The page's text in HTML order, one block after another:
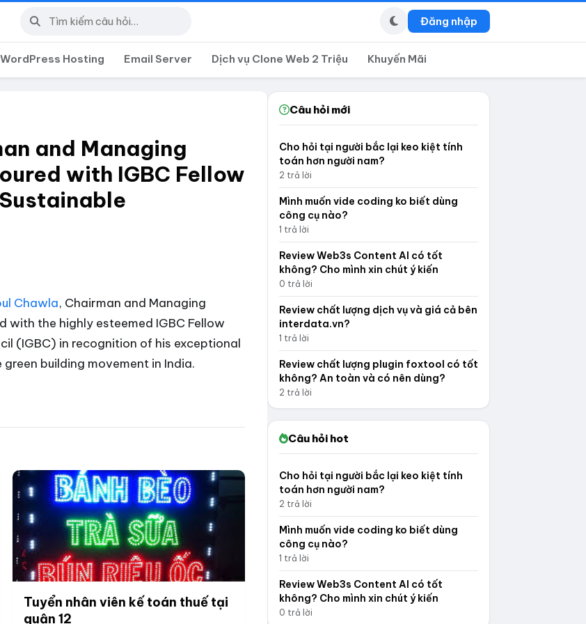
Đăng nhập
WordPress Hosting Email Server Dịch vụ Clone Web 2 Triệu Khuyến Mãi
and Managing
with IGBC Fellow
Chawla, Chairman and Managing
with the highly esteemed IGBC Fellow
(IGBC) in recognition of his exceptional
building movement in India.
Tuyển nhân viên kế toán thuế tại
quận 12
Câu hỏi mới
Cho hỏi tại người bắc lại keo kiệt tính
toán hơn người nam?
2 trả lời
Mình muốn vide coding ko biết dùng
công cụ nào?
1 trả lời
Review Web3s Content AI có tốt
không? Cho mình xin chút ý kiến
0 trả lời
Review chất lượng dịch vụ và giá cả bên
interdata.vn?
1 trả lời
Review chất lượng plugin foxtool có tốt
không? An toàn và có nên dùng?
2 trả lời
Câu hỏi hot
Cho hỏi tại người bắc lại keo kiệt tính
toán hơn người nam?
2 trả lời
Mình muốn vide coding ko biết dùng
công cụ nào?
1 trả lời
Review Web3s Content AI có tốt
không? Cho mình xin chút ý kiến
0 trả lời